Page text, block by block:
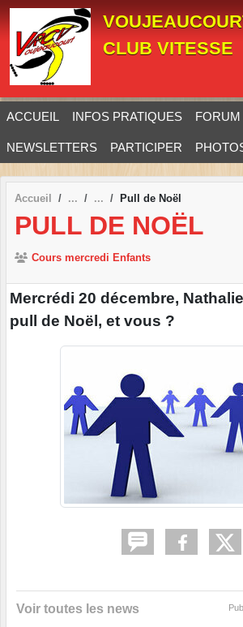
CLUB VITESSE
ACCUEIL INFOS PRATIQUES FORUM
NEWSLETTERS PARTICIPER
Accueil Pull de Noël
PULL DE NOËL
Cours mercredi Enfants
Mercrédi 20 décembre,
pull de Noël, et vous ?
Voir toutes les news
Panneau de gestion des cookies